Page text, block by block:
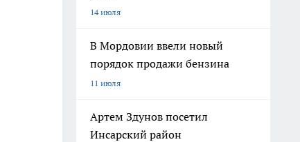
14 июля
В Мордовии ввели новый
порядок продажи бензина
11 июля
Артем Здунов посетил
Инсарский район